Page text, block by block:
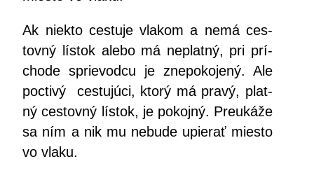
Ak nie­kto ces­tu­je vla­kom a nemá ces­
tov­ný lís­tok ale­bo má neplat­ný, pri prí­
cho­de sprie­vod­cu je zne­po­ko­je­ný. Ale
poc­ti­vý ces­tu­jú­ci, kto­rý má pra­vý, plat­
ný ces­tov­ný lís­tok, je pokoj­ný. Pre­uká­že
sa ním a nik mu nebu­de upie­rať mies­to
vo vlaku.